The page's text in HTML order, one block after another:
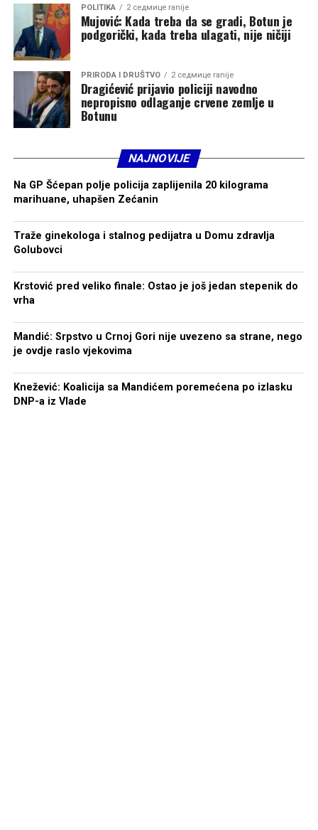
POLITIKA 2 седмице ranije
Mujović: Kada treba da se gradi, Botun je
podgorički, kada treba ulagati, nije ničiji
PRIRODA I DRUŠTVO 2 седмице ranije
Dragićević prijavio policiji navodno
nepropisno odlaganje crvene zemlje u
Botunu
NAJNOVIJE
Na GP Šćepan polje policija zaplijenila 20 kilograma
marihuane, uhapšen Zećanin
Traže ginekologa i stalnog pedijatra u Domu zdravlja
Golubovci
Krstović pred veliko finale: Ostao je još jedan stepenik do
vrha
Mandić: Srpstvo u Crnoj Gori nije uvezeno sa strane, nego
je ovdje raslo vjekovima
Knežević: Koalicija sa Mandićem poremećena po izlasku
DNP-a iz Vlade